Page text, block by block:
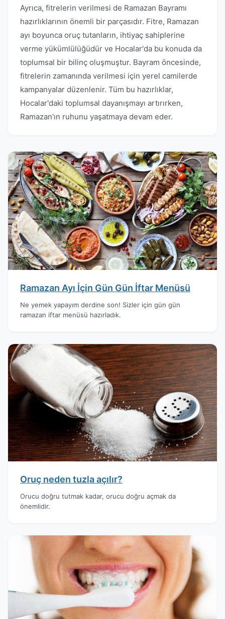
Ayrıca, fitrelerin verilmesi de Ramazan Bayramı
hazırlıklarının önemli bir parçasıdır. Fitre, Ramazan
ayı boyunca oruç tutanların, ihtiyaç sahiplerine
verme yükümlülüğüdür ve Hocalar'da bu konuda da
toplumsal bir bilinç oluşmuştur. Bayram öncesinde,
fitrelerin zamanında verilmesi için yerel camilerde
kampanyalar düzenlenir. Tüm bu hazırlıklar,
Hocalar'daki toplumsal dayanışmayı artırırken,
Ramazan'ın ruhunu yaşatmaya devam eder.
Ramazan Ayı İçin Gün Gün İftar Menüsü
Ne yemek yapayım derdine son! Sizler için gün gün
ramazan iftar menüsü hazırladık.
Oruç neden tuzla açılır?
Orucu doğru tutmak kadar, orucu doğru açmak da
önemlidir.